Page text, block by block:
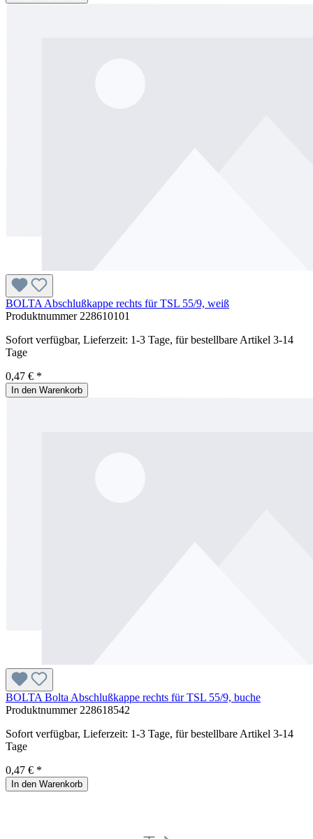
BOLTA Abschlußkappe rechts für TSL 55/9, weiß
Produktnummer228610101
Sofort verfügbar, Lieferzeit: 1-3 Tage, für bestellbare Artikel 3-14
Tage
0,47 € *
In den Warenkorb
BOLTA Bolta Abschlußkappe rechts für TSL 55/9, buche
Produktnummer228618542
Sofort verfügbar, Lieferzeit: 1-3 Tage, für bestellbare Artikel 3-14
Tage
0,47 € *
In den Warenkorb